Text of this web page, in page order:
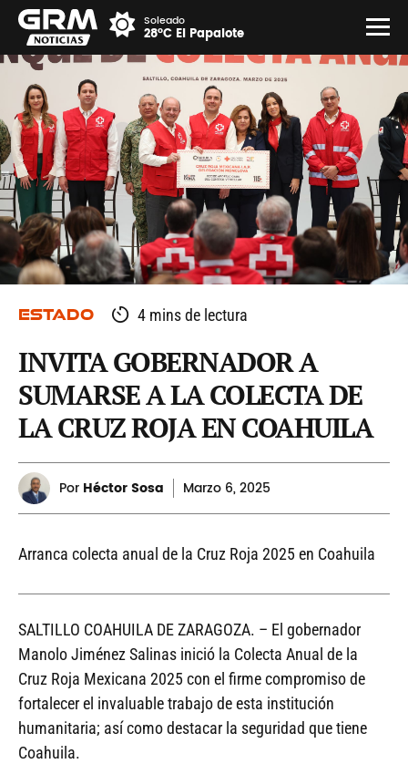
Soleado
28°C El Papalote
ESTADO 4 mins de lectura
INVITA GOBERNADOR A
SUMARSE A LA COLECTA DE
LA CRUZ ROJA EN COAHUILA
Por Héctor Sosa Marzo 6, 2025
Arranca colecta anual de la Cruz Roja 2025 en Coahuila
SALTILLO COAHUILA DE ZARAGOZA. – El gobernador
Manolo Jiménez Salinas inició la Colecta Anual de la
Cruz Roja Mexicana 2025 con el firme compromiso de
fortalecer el invaluable trabajo de esta institución
humanitaria; así como destacar la seguridad que tiene
Coahuila.